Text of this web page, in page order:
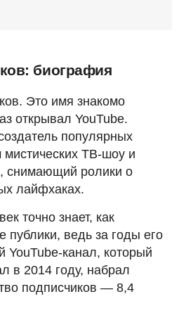
биография
Это имя знакомо
открывал YouTube.
популярных
мистических ТВ-шоу и
снимающий ролики о
лайфхаках.
точно знает, как
публики, ведь за годы его
YouTube-канал, который
в 2014 году, набрал
подписчиков — 8,4